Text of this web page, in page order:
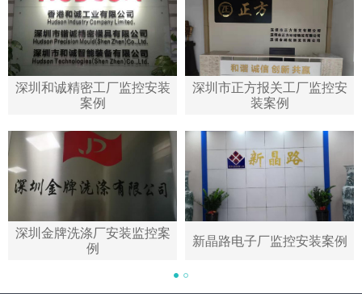
深圳和诚精密工厂监控安装
案例
深圳市正方报关工厂监控安
装案例
深圳金牌洗涤厂安装监控案
例
新晶路电子厂监控安装案例